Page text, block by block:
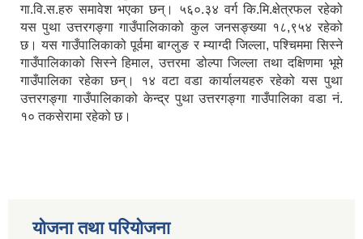
गा.वि.स.हरु समावेश भएका छन्। ५६०.३४ वर्ग कि.मि.क्षेत्रफल रहेको
यस पुथा उत्तरगङ्गा गाउँपालिकाको कुल जनसङ्ख्या १८,९५४ रहेको
छ। यस गाउँपालिकाको पूर्वमा बाग्लुङ र म्याग्दी जिल्ला, पश्चिममा सिस्ने
गाउँपालिकाको सिस्ने हिमाल, उत्तरमा डोल्पा जिल्ला तथा दक्षिणमा भूमे
गाउँपालिका रहेका छन्। १४ वटा वडा कार्यालयहरु रहेको यस पुथा
उत्तरगङ्गा गाउँपालिकाको केन्द्र पुथा उत्तरगङ्गा गाउँपालिका वडा नं.
१० तकसेरामा रहेको छ।
योजना तथा परियोजना